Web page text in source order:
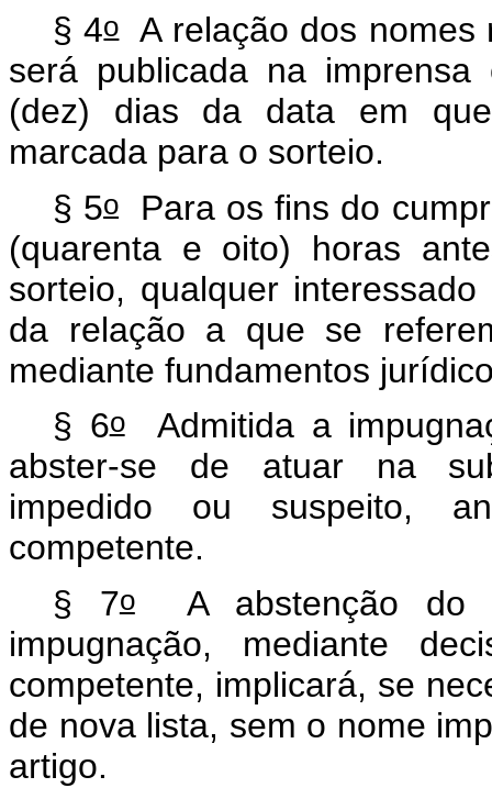
§ 4oA relação dos nomes
será publicada na
(dez) dias da data em
marcada para o sorteio.
§ 5o
Para os fins do
(quarenta e oito) horas
sorteio, qualquer
da relação a que se
mediante fundamentos
§ 6oAdmitida a
abster-se de atuar na
impedido ou suspeito,
competente.
§ 7oA abstenção do
impugnação, mediante
competente, implicará, se
de nova lista, sem o nome
artigo.